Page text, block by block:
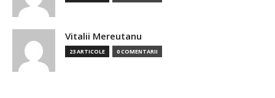
Vitalii Mereutanu
23 ARTICOLE 0 COMENTARII